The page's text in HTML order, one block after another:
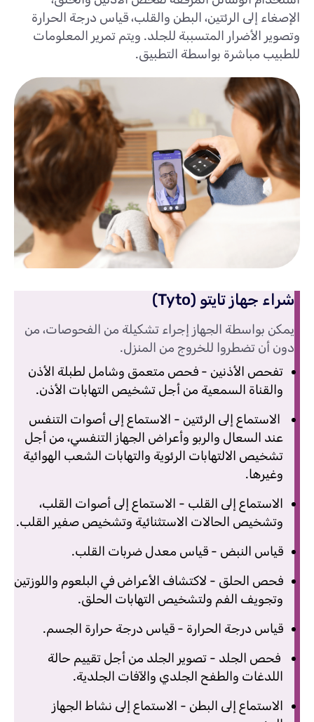
الإصغاء إلى الرئتين، البطن والقلب، قياس درجة الحرارة
وتصوير الأضرار المتسببة للجلد. ويتم تمرير المعلومات
للطبيب مباشرة بواسطة التطبيق.
شراء جهاز تايتو (Tyto)
يمكن بواسطة الجهاز إجراء تشكيلة من الفحوصات، من
دون أن تضطروا للخروج من المنزل.
تفحص الأذنين - فحص متعمق وشامل لطبلة الأذن
والقناة السمعية من أجل تشخيص التهابات الأذن.
الاستماع إلى الرئتين - الاستماع إلى أصوات التنفس
عند السعال والربو وأعراض الجهاز التنفسي، من أجل
تشخيص الالتهابات الرئوية والتهابات الشعب الهوائية
وغيرها.
الاستماع إلى القلب - الاستماع إلى أصوات القلب،
وتشخيص الحالات الاستثنائية وتشخيص صفير القلب.
قياس النبض - قياس معدل ضربات القلب.
فحص الحلق - لاكتشاف الأعراض في البلعوم واللوزتين
وتجويف الفم ولتشخيص التهابات الحلق.
قياس درجة الحرارة - قياس درجة حرارة الجسم.
فحص الجلد - تصوير الجلد من أجل تقييم حالة
اللدغات والطفح الجلدي والآفات الجلدية.
الاستماع إلى البطن - الاستماع إلى نشاط الجهاز